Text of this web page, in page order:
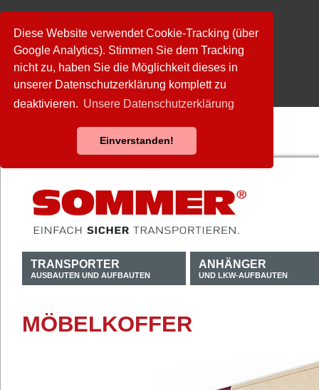
Diese Website verwendet Cookie-Tracking (über
Google Analytics). Stimmen Sie dem Tracking
nicht zu, haben Sie die Möglichkeit dieses in
unserer Datenschutzerklärung komplett zu
deaktivieren. Unsere Datenschutzerklärung
Einverstanden!
TRANSPORTER
AUSBAUTEN UND AUFBAUTEN
ANHÄNGER
UND LKW-AUFBAUTEN
MÖBELKOFFER